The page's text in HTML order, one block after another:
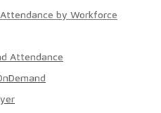
by Workforce
Attendance